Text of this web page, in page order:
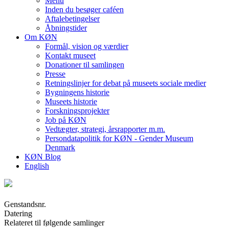
Inden du besøger caféen
Aftalebetingelser
Åbningstider
Om KØN
Formål, vision og værdier
Kontakt museet
Donationer til samlingen
Presse
Retningslinjer for debat på museets sociale medier
Bygningens historie
Museets historie
Forskningsprojekter
Job på KØN
Vedtægter, strategi, årsrapporter m.m.
Persondatapolitik for KØN - Gender Museum
Denmark
KØN Blog
English
Genstandsnr.
Datering
Relateret til følgende samlinger